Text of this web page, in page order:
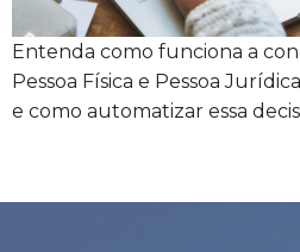
Entenda como funciona a
Pessoa Física e Pessoa
e como automatizar essa